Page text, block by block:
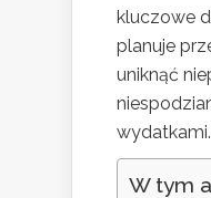
kluczowe
planuje
uniknąć
wydatkami.
W tym